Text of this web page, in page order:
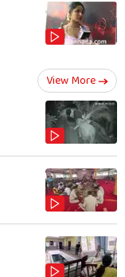
View More